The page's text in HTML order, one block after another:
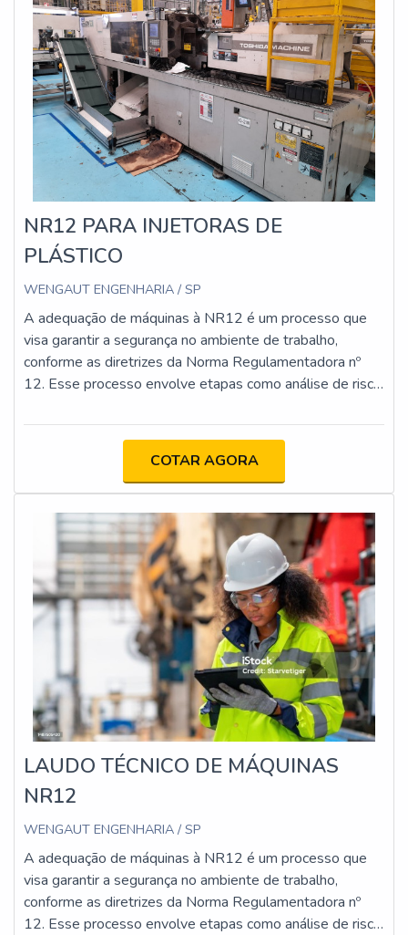
NR12 PARA INJETORAS DE
PLÁSTICO
WENGAUT ENGENHARIA / SP
A adequação de máquinas à NR12 é um processo que
visa garantir a segurança no ambiente de trabalho,
conforme as diretrizes da Norma Regulamentadora nº
12. Esse processo envolve etapas como análise de risco,
segurança, atualização da documentação técnica e
riscos de acidentes e assegurar que as máquinas
estejam em conformidade com os requisitos legais e
técnicos.
COTAR AGORA
LAUDO TÉCNICO DE MÁQUINAS
NR12
WENGAUT ENGENHARIA / SP
A adequação de máquinas à NR12 é um processo que
visa garantir a segurança no ambiente de trabalho,
conforme as diretrizes da Norma Regulamentadora nº
12. Esse processo envolve etapas como análise de risco,